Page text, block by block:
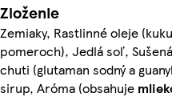
Zloženie
Zemiaky, Rastlinné oleje
pomeroch), Jedlá soľ,
chuti (glutaman sodný a
sirup, Aróma (obsahuje